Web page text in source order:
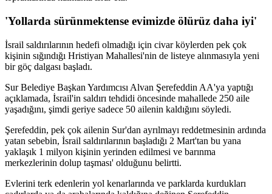
'Yollarda sürünmektense evimizde ölürüz daha iyi'
İsrail saldırılarının hedefi olmadığı için civar köylerden pek çok
kişinin sığındığı Hristiyan Mahallesi'nin de listeye alınmasıyla yeni
bir göç dalgası başladı.
Sur Belediye Başkan Yardımcısı Alvan Şerefeddin AA'ya yaptığı
açıklamada, İsrail'in saldırı tehdidi öncesinde mahallede 250 aile
yaşadığını, şimdi geriye sadece 50 ailenin kaldığını söyledi.
Şerefeddin, pek çok ailenin Sur'dan ayrılmayı reddetmesinin ardında
yatan sebebin, İsrail saldırılarının başladığı 2 Mart'tan bu yana
yaklaşık 1 milyon kişinin yerinden edilmesi ve barınma
merkezlerinin dolup taşması' olduğunu belirtti.
Evlerini terk edenlerin yol kenarlarında ve parklarda kurdukları